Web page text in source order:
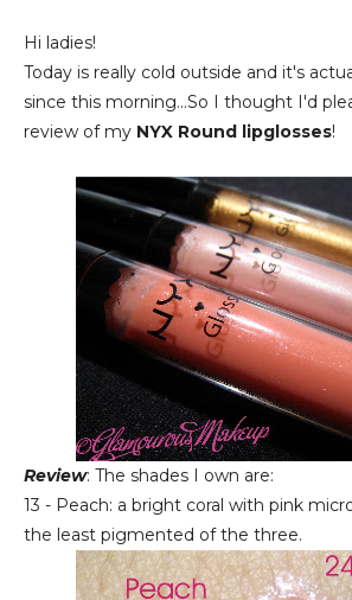
Hi ladies!
Today is really cold outside and it's
since this morning...So I thought I'd
review of my NYX Round lipglosses!
Review: The shades I own are:
13 - Peach: a bright coral with pink
the least pigmented of the three.